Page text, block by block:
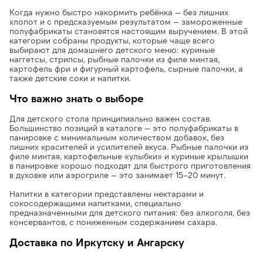
Когда нужно быстро накормить ребёнка — без лишних
хлопот и с предсказуемым результатом — замороженные
полуфабрикаты становятся настоящим выручением. В этой
категории собраны продукты, которые чаще всего
выбирают для домашнего детского меню: куриные
наггетсы, стрипсы, рыбные палочки из филе минтая,
картофель фри и фигурный картофель, сырные палочки, а
также детские соки и напитки.
Что важно знать о выборе
Для детского стола принципиально важен состав.
Большинство позиций в каталоге — это полуфабрикаты в
панировке с минимальным количеством добавок, без
лишних красителей и усилителей вкуса. Рыбные палочки из
филе минтая, картофельные «улыбки» и куриные крылышки
в панировке хорошо подходят для быстрого приготовления
в духовке или аэрогриле — это занимает 15–20 минут.
Напитки в категории представлены нектарами и
сокосодержащими напитками, специально
предназначенными для детского питания: без алкоголя, без
консервантов, с пониженным содержанием сахара.
Доставка по Иркутску и Ангарску